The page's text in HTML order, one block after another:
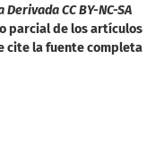
CC BY-NC-SA
parcial de los artículos
cite la fuente completa